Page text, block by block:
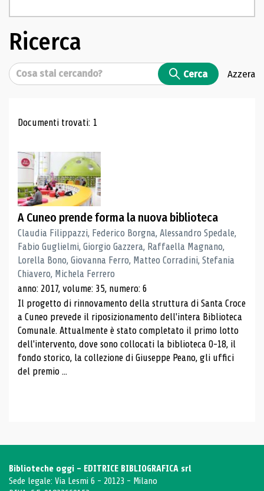
Ricerca
Cerca Cerca Azzera
Risultati di ricerca
Documenti trovati: 1
A Cuneo prende forma la nuova biblioteca
Claudia Filippazzi, Federico Borgna, Alessandro Spedale,
Fabio Guglielmi, Giorgio Gazzera, Raffaella Magnano,
Lorella Bono, Giovanna Ferro, Matteo Corradini, Stefania
Chiavero, Michela Ferrero
anno: 2017, volume: 35, numero: 6
Il progetto di rinnovamento della struttura di Santa Croce
a Cuneo prevede il riposizionamento dell'intera Biblioteca
Comunale. Attualmente è stato completato il primo lotto
dell'intervento, dove sono collocati la biblioteca 0-18, il
fondo storico, la collezione di Giuseppe Peano, gli uffici
del premio ...
Biblioteche oggi - EDITRICE BIBLIOGRAFICA srl
Sede legale: Via Lesmi 6 - 20123 - Milano